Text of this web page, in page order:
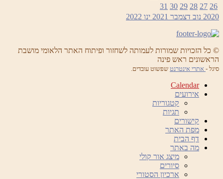
26
27
28
29
30
31
2020 נוב דצמבר 2021 ינו 2022
© כל הזכויות שמורות לעמותה לשחזור ופיתוח האתר הלאומי מושבת
הראשונים ראש פינה
סיגל - אתרי אינטרנט שפשוט עובדים.
Calendar
אירועים
קטגוריות
תגיות
קישורים
מפת האתר
דף הבית
מה באתר
מיצג אור קולי
סיורים
ארכיון הסטורי